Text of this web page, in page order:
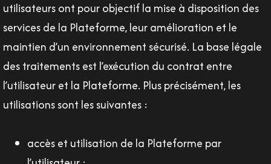
utilisateurs ont pour objectif la mise à disposition des
services de la Plateforme, leur amélioration et le
maintien d’un environnement sécurisé. La base légale
des traitements est l’exécution du contrat entre
l’utilisateur et la Plateforme. Plus précisément, les
utilisations sont les suivantes :
accès et utilisation de la Plateforme par